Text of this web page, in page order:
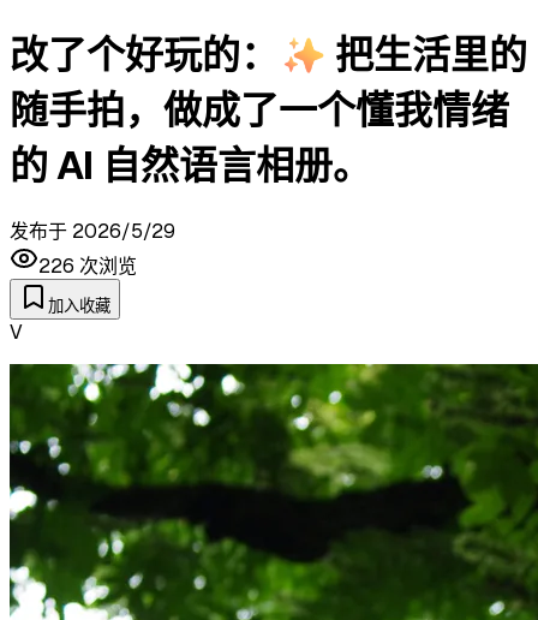
改了个好玩的：✨ 把生活里的
随手拍，做成了一个懂我情绪
的 AI 自然语言相册。
发布于 2026/5/29
226 次浏览
加入收藏
V